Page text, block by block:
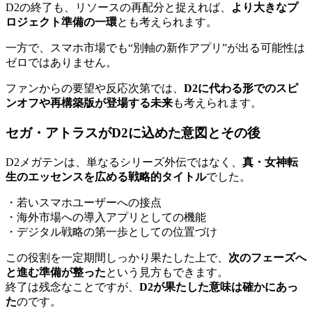
D2の終了も、リソースの再配分と捉えれば、
より大きなプ
ロジェクト準備の一環とも考えられます。
一方で、スマホ市場でも“別軸の新作アプリ”が出る可能性は
ゼロではありません。
ファンからの要望や反応次第では、 D2に代わる形でのスピ
ンオフや再構築版が登場する未来も考えられます。
セガ・アトラスがD2に込めた意図とその後
D2メガテンは、単なるシリーズ外伝ではなく、 真・女神転
生のエッセンスを広める戦略的タイトルでした。
・若いスマホユーザーへの接点
・海外市場への導入アプリとしての機能
・デジタル戦略の第一歩としての位置づけ
この役割を一定期間しっかり果たした上で、 次のフェーズへ
と進む準備が整ったという見方もできます。
終了は残念なことですが、 D2が果たした意味は確かにあっ
たのです。